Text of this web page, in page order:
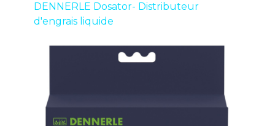
DENNERLE Dosator- Distributeur
d'engrais liquide